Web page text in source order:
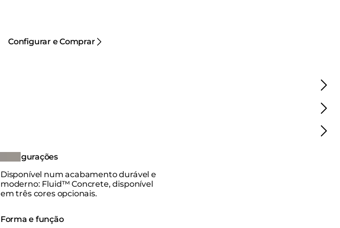
Configurar e Comprar
Configurações
Disponível num acabamento durável e
moderno: Fluid™ Concrete, disponível
em três cores opcionais.
Forma e função